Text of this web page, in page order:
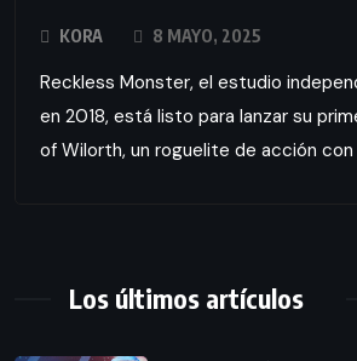
KORA 8 MAYO, 2025
Reckless Monster, el estudio
en 2018, está listo para lanzar su
of Wilorth, un roguelite de acción con
Los últimos artículos